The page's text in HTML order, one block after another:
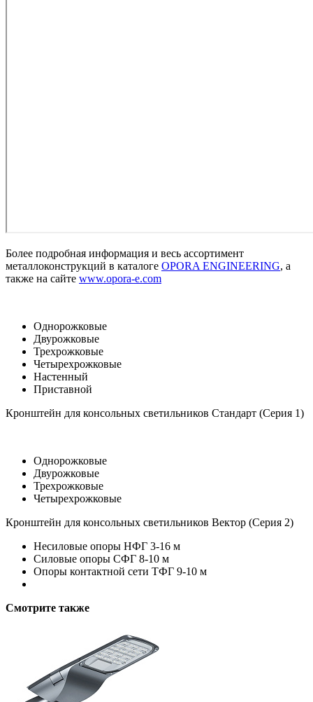
Более подробная информация и весь ассортимент
металлоконструкций в каталоге OPORA ENGINEERING, а
также на сайте www.opora-e.com
Однорожковые
Двурожковые
Трехрожковые
Четырехрожковые
Настенный
Приставной
Кронштейн для консольных светильников Стандарт (Серия 1)
Однорожковые
Двурожковые
Трехрожковые
Четырехрожковые
Кронштейн для консольных светильников Вектор (Серия 2)
Несиловые опоры НФГ 3-16 м
Силовые опоры СФГ 8-10 м
Опоры контактной сети ТФГ 9-10 м
Смотрите также